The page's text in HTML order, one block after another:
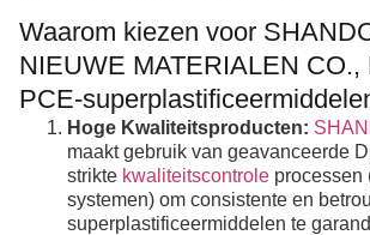
Waarom kiezen voor
NIEUWE MATERIALEN CO.,
PCE-
Hoge Kwaliteitsproducten:
maakt gebruik van geavanceerde
strikte kwaliteitscontrole processen
systemen) om consistente en
superplastificeermiddelen te